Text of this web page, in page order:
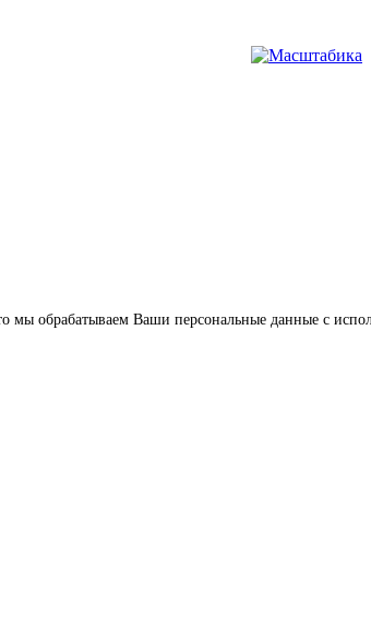
мы обрабатываем Ваши персональные данные с